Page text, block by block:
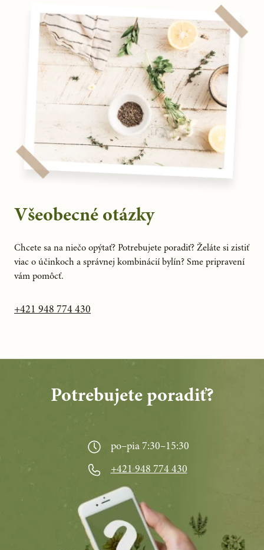
Všeobecné otázky
Chcete sa na niečo opýtať? Potrebujete poradiť? Želáte si zistiť
viac o účinkoch a správnej kombinácií bylín? Sme pripravení
vám pomôcť.
+421 948 774 430
Potrebujete poradiť?
po–pia 7:30–15:30
+421 948 774 430